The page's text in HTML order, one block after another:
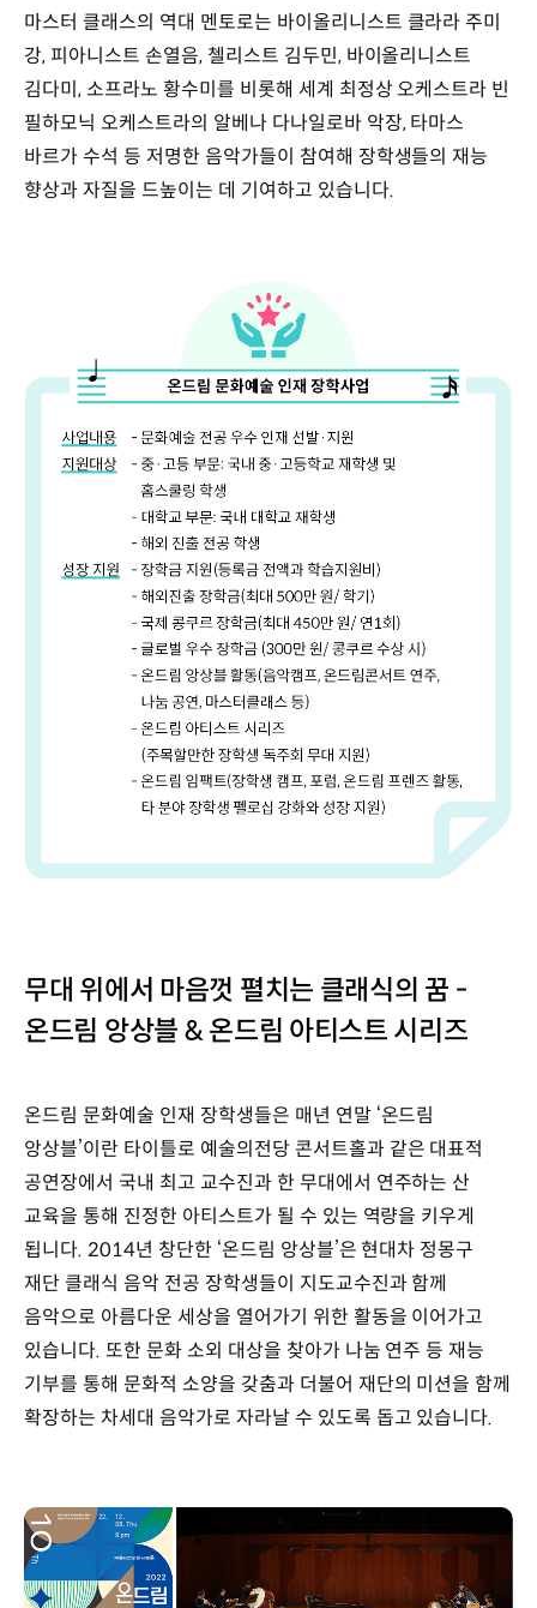
마스터 클래스의 역대 멘토로는 바이올리니스트 클라라 주미
강, 피아니스트 손열음, 첼리스트 김두민, 바이올리니스트
김다미, 소프라노 황수미를 비롯해 세계 최정상 오케스트라 빈
필하모닉 오케스트라의 알베나 다나일로바 악장, 타마스
바르가 수석 등 저명한 음악가들이 참여해 장학생들의 재능
향상과 자질을 드높이는 데 기여하고 있습니다.
무대 위에서 마음껏 펼치는 클래식의 꿈 -
온드림 앙상블 & 온드림 아티스트 시리즈
온드림 문화예술 인재 장학생들은 매년 연말 ‘온드림
앙상블’이란 타이틀로 예술의전당 콘서트홀과 같은 대표적
공연장에서 국내 최고 교수진과 한 무대에서 연주하는 산
교육을 통해 진정한 아티스트가 될 수 있는 역량을 키우게
됩니다. 2014년 창단한 ‘온드림 앙상블’은 현대차 정몽구
재단 클래식 음악 전공 장학생들이 지도교수진과 함께
음악으로 아름다운 세상을 열어가기 위한 활동을 이어가고
있습니다. 또한 문화 소외 대상을 찾아가 나눔 연주 등 재능
기부를 통해 문화적 소양을 갖춤과 더불어 재단의 미션을 함께
확장하는 차세대 음악가로 자라날 수 있도록 돕고 있습니다.